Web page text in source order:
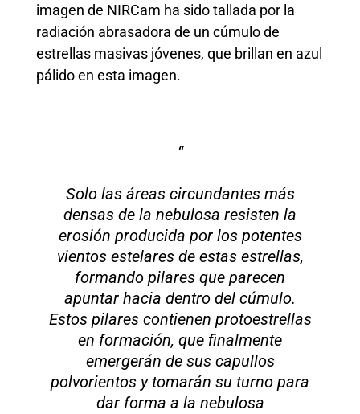
imagen de NIRCam ha sido tallada por la
radiación abrasadora de un cúmulo de
estrellas masivas jóvenes, que brillan en azul
pálido en esta imagen.
Solo las áreas circundantes más
densas de la nebulosa resisten la
erosión producida por los potentes
vientos estelares de estas estrellas,
formando pilares que parecen
apuntar hacia dentro del cúmulo.
Estos pilares contienen protoestrellas
en formación, que finalmente
emergerán de sus capullos
polvorientos y tomarán su turno para
dar forma a la nebulosa